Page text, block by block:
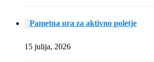
Pametna ura za aktivno poletje
15 julija, 2026